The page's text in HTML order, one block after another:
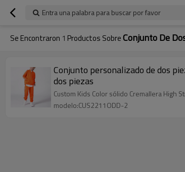
Entra una palabra para buscar por favor
Se Encontraron 1 Productos SobreConjunto De
Conjunto personalizado de dos
dos piezas
Custom Kids Color sólido Cremallera High
modelo:CUS2211ODD-2